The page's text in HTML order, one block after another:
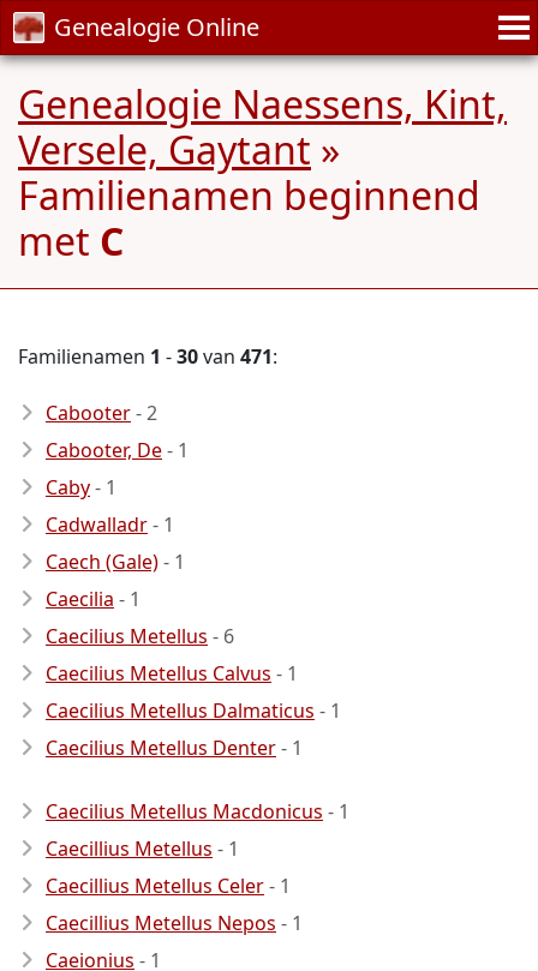
Genealogie Online
Genealogie Naessens, Kint,
Versele, Gaytant »
Familienamen beginnend
met C
Familienamen 1 -30van 471:
Cabooter- 2
Cabooter, De- 1
Caby- 1
Cadwalladr- 1
Caech (Gale)- 1
Caecilia - 1
Caecilius Metellus - 6
Caecilius Metellus Calvus - 1
Caecilius Metellus Dalmaticus - 1
Caecilius Metellus Denter- 1
Caecilius Metellus Macdonicus - 1
Caecillius Metellus - 1
Caecillius Metellus Celer- 1
Caecillius Metellus Nepos - 1
Caeionius - 1